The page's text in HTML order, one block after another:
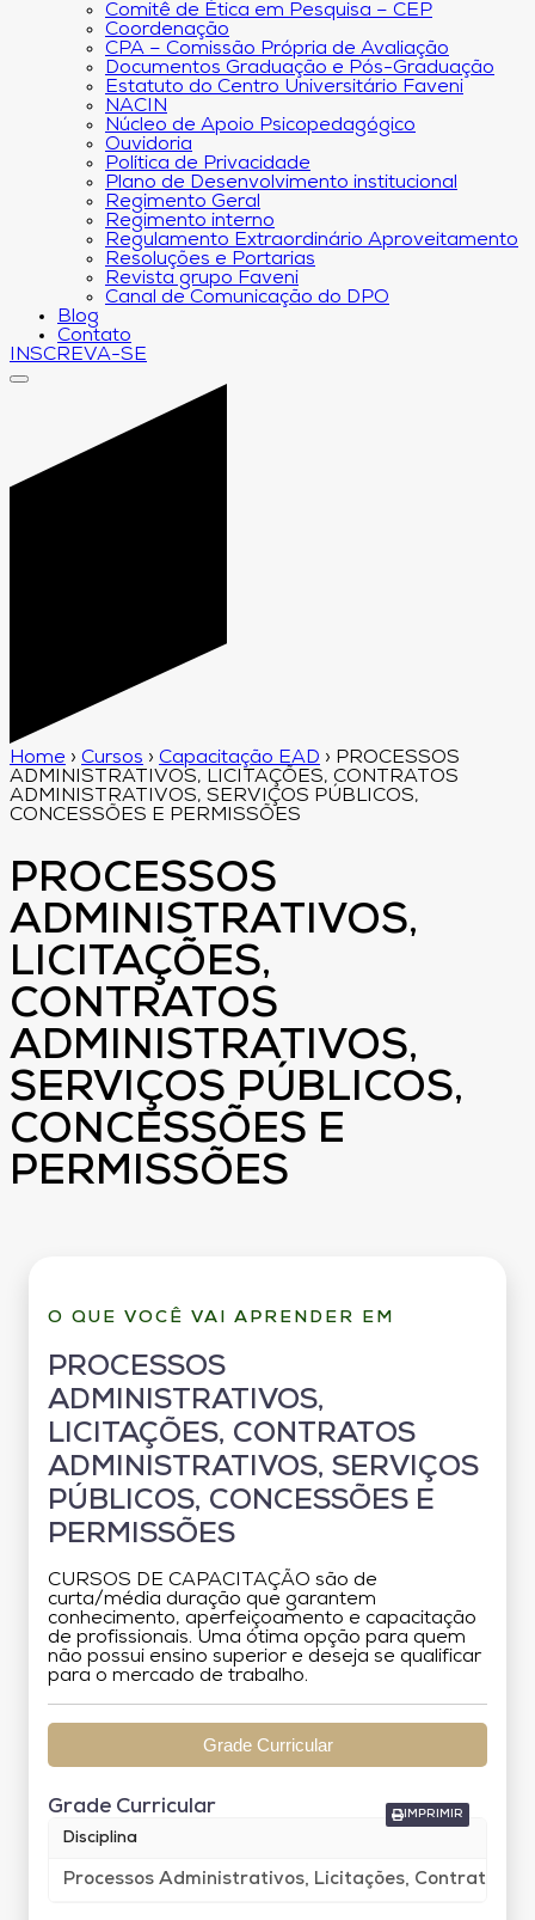
Comitê de Ética em Pesquisa – CEP
Coordenação
CPA – Comissão Própria de Avaliação
Documentos Graduação e Pós-Graduação
Estatuto do Centro Universitário Faveni
NACIN
Núcleo de Apoio Psicopedagógico
Ouvidoria
Política de Privacidade
Plano de Desenvolvimento institucional
Regimento Geral
Regimento interno
Regulamento Extraordinário Aproveitamento
Resoluções e Portarias
Revista grupo Faveni
Canal de Comunicação do DPO
Blog
Contato
INSCREVA-SE
Home › Cursos › Capacitação EAD › PROCESSOS
ADMINISTRATIVOS, LICITAÇÕES, CONTRATOS
ADMINISTRATIVOS, SERVIÇOS PÚBLICOS,
CONCESSÕES E PERMISSÕES
PROCESSOS
ADMINISTRATIVOS,
LICITAÇÕES,
CONTRATOS
ADMINISTRATIVOS,
SERVIÇOS PÚBLICOS,
CONCESSÕES E
PERMISSÕES
O QUE VOCÊ VAI APRENDER EM
PROCESSOS
ADMINISTRATIVOS,
LICITAÇÕES, CONTRATOS
ADMINISTRATIVOS, SERVIÇOS
PÚBLICOS, CONCESSÕES E
PERMISSÕES
CURSOS DE CAPACITAÇÃO são de
curta/média duração que garantem
conhecimento, aperfeiçoamento e capacitação
de profissionais. Uma ótima opção para quem
não possui ensino superior e deseja se qualificar
para o mercado de trabalho.
Grade Curricular
IMPRIMIR
Grade Curricular
Disciplina
Processos Administrativos, Licitações, Contratos